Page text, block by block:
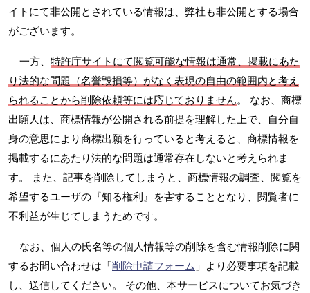
イトにて非公開とされている情報は、弊社も非公開とする場合
がございます。
一方、 特許庁サイトにて閲覧可能な情報は通常、掲載にあた
り法的な問題（名誉毀損等）がなく表現の自由の範囲内と考え
られることから削除依頼等には応じておりません。 なお、商標
出願人は、商標情報が公開される前提を理解した上で、自分自
身の意思により商標出願を行っていると考えると、商標情報を
掲載するにあたり法的な問題は通常存在しないと考えられま
す。 また、記事を削除してしまうと、商標情報の調査、閲覧を
希望するユーザの『知る権利』を害することとなり、閲覧者に
不利益が生じてしまうためです。
なお、個人の氏名等の個人情報等の削除を含む情報削除に関
するお問い合わせは「削除申請フォーム 」より必要事項を記載
し、送信してください。 その他、本サービスについてお気づき